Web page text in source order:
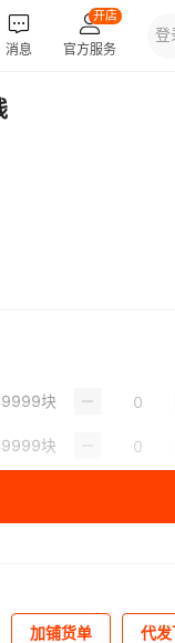
9999块
9999块
加铺货单 代